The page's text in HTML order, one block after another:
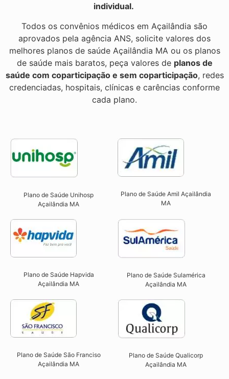
individual.
Todos os convênios médicos em Açailândia são
aprovados pela agência ANS, solicite valores dos
melhores planos de saúde Açailândia MA ou os planos
de saúde mais baratos, peça valores de planos de
saúde com coparticipação e sem coparticipação, redes
credenciadas, hospitais, clínicas e carências conforme
cada plano.
Plano de Saúde Unihosp
Açailândia MA​
Plano de Saúde Amil Açailândia
MA
Plano de Saúde Hapvida
Açailândia MA​
Plano de Saúde Sulamérica
Açailândia MA
Plano de Saúde São Franciso
Açailândia MA​
Plano de Saúde Qualicorp
Açailândia MA​